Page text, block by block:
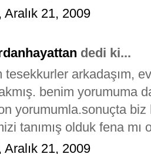
Aralık 21, 2009
dedi ki...
tesekkurler arkadaşım,
benim yorumuma
yorumumla.sonuçta
tanımış olduk fena mı
Aralık 21, 2009